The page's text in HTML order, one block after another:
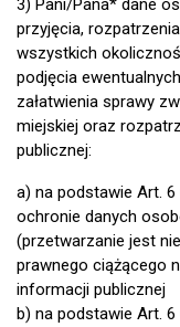
3) Pani/Pana* dane
przyjęcia,
wszystkich
podjęcia
załatwienia sprawy
miejskiej oraz
publicznej:
a) na podstawie Art.
ochronie danych
(przetwarzanie jest
prawnego ciążącego
informacji publicznej
b) na podstawie Art.